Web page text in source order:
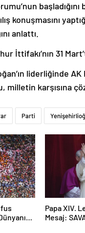
konuşmasını
anlattı.
İttifakı’nın 31
liderliğinde
karşısına
Parti
Papa XIV.
Mesaj: